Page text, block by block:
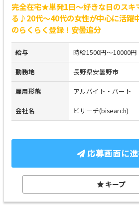
完全在宅★単発1日～好きな日のスキ
る♪20代～40代の女性が中心に活躍
のらくらく登録！安曇追分
給与 時給1500円～10000円
勤務地 長野県安曇野市
雇用形態 アルバイト・パート
会社名 ビサーチ(bisearch)
応募画面に
キープ